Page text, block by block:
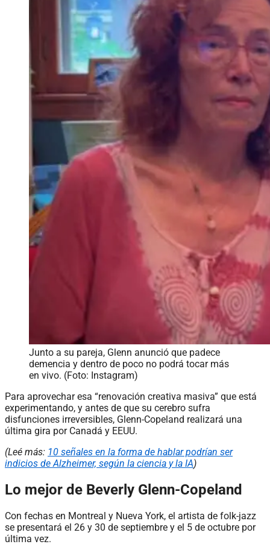
Junto a su pareja, Glenn anunció que padece
demencia y dentro de poco no podrá tocar más
en vivo. (Foto: Instagram)
Para aprovechar esa “renovación creativa masiva” que está
experimentando, y antes de que su cerebro sufra
disfunciones irreversibles, Glenn-Copeland realizará una
última gira por Canadá y EEUU.
(Leé más: 10 señales en la forma de hablar podrían ser
indicios de Alzheimer, según la ciencia y la IA)
Lo mejor de Beverly Glenn-Copeland
Con fechas en Montreal y Nueva York, el artista de folk-jazz
se presentará el 26 y 30 de septiembre y el 5 de octubre por
última vez.